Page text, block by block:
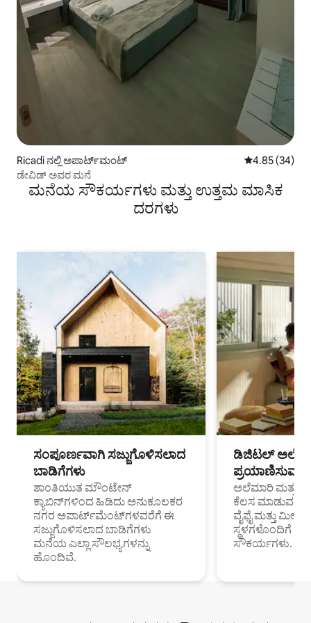
Ricadi ನಲ್ಲಿ ಅಪಾರ್ಟ್‌ಮಂಟ್ 5 ರಲ್ಲಿ 4.85
4.85 (34)
ಡೇವಿಡ್ ಅವರ ಮನೆ
ಮನೆಯ ಸೌಕರ್ಯಗಳು ಮತ್ತು ಉತ್ತಮ ಮಾಸಿಕ
ದರಗಳು
ಸಂಪೂರ್ಣವಾಗಿ ಸಜ್ಜುಗೊಳಿಸಲಾದ
ಬಾಡಿಗೆಗಳು
ಶಾಂತಿಯುತ ಮೌಂಟೇನ್
ಕ್ಯಾಬಿನ್‌ಗಳಿಂದ ಹಿಡಿದು ಅನುಕೂಲಕರ
ನಗರ ಅಪಾರ್ಟ್‌ಮೆಂಟ್‌ಗಳವರೆಗೆ ಈ
ಸಜ್ಜುಗೊಳಿಸಲಾದ ಬಾಡಿಗೆಗಳು
ಮನೆಯ ಎಲ್ಲಾ ಸೌಲಭ್ಯಗಳನ್ನು
ಹೊಂದಿವೆ.
ಡಿಜಿಟಲ್
ಪ್ರಯಾಣಿಸುವ
ಅಲೆಮಾರಿ ಮತ್ತು
ಕೆಲಸ ಮಾಡುವ
ವೈಫೈ ಮತ್ತು
ಸ್ಥಳಗಳೊಂದಿಗೆ
ಸೌಕರ್ಯಗಳು.